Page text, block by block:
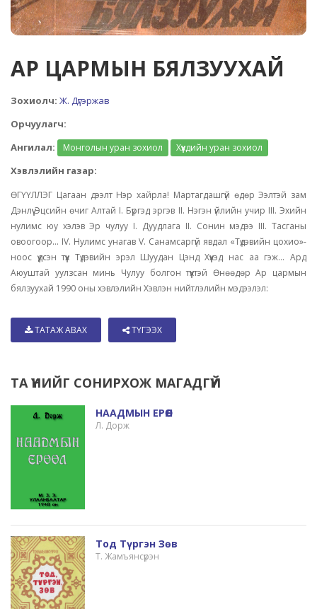
АР ЦАРМЫН БЯЛЗУУХАЙ
Зохиолч: Ж. Дүгэржав
Орчуулагч:
Ангилал:
Монголын уран зохиол Хүүхдийн уран зохиол
Хэвлэлийн газар:
ӨГҮҮЛЛЭГ Цагаан дээлт Нэр хайрла! Мартагдашгүй өдөр Ээлтэй зам
Дэнлүү Эцсийн өчиг Алтай I. Бүргэд эргэв II. Нэгэн үйлийн учир III. Эхийн
нулимс юу хэлэв Эр чулуу I. Дуудлага II. Сонин мэдээ III. Тасганы
овоогоор... IV. Нулимс унагав V. Санамсаргүй явдал «Түдэвийн цохио»-
ноос үүдсэн түүх Түдэвийн эрэл Шуудан Цэнд Хүүхэд нас аа гэж... Ард
Аюуштай уулзсан минь Чулуу болгон түүхтэй Өнөөдөр Ар цармын
бялзуухай 1990 оны хэвлэлийн Хэвлэн нийтлэлийн мэдээлэл:
ТАТАЖ АВАХ ТҮГЭЭХ
ТА ҮҮНИЙГ СОНИРХОЖ МАГАДГҮЙ
НААДМЫН ЕРӨӨЛ
Л. Дорж
Тод Түргэн Зөв
Т. Жамъянсүрэн